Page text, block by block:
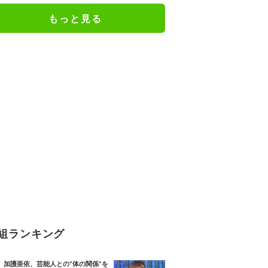
もっと見る
ランキング
加護亜依、芸能人との“体の関係”を